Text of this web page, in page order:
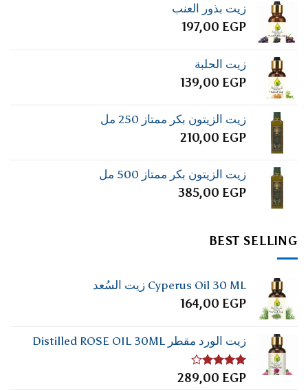
زيت بذور العنب
197,00 EGP
زيت الحلبة
139,00 EGP
زيت الزيتون بكر ممتاز 250 مل
210,00 EGP
زيت الزيتون بكر ممتاز 500 مل
385,00 EGP
BEST SELLING
Cyperus Oil 30 ML زيت السُعد
164,00 EGP
زيت الورد مقطر Distilled ROSE OIL 30ML
تم
289,00 EGP